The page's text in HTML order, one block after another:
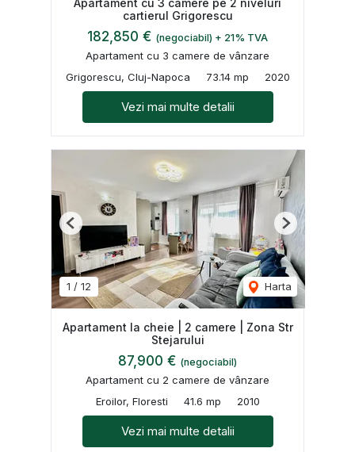
Apartament cu 3 camere pe 2 niveluri
cartierul Grigorescu
182,850 € (negociabil) + 21% TVA
Apartament cu 3 camere de vânzare
Grigorescu, Cluj-Napoca
73.14 mp 2020
Vezi mai multe detalii
1 / 12 Harta
Previous Next
Apartament la cheie | 2 camere | Zona Str
Stejarului
87,900 € (negociabil)
Apartament cu 2 camere de vânzare
Eroilor, Floresti
41.6 mp 2010
Vezi mai multe detalii